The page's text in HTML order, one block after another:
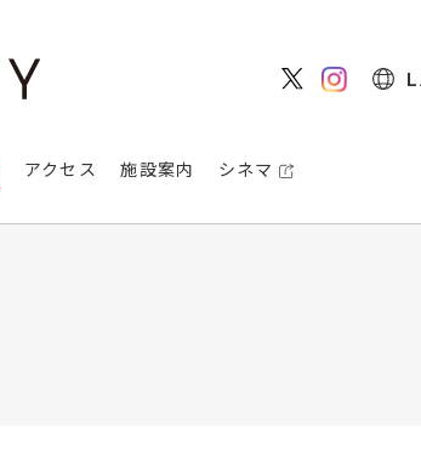
アクセス 施設案内 シネマ